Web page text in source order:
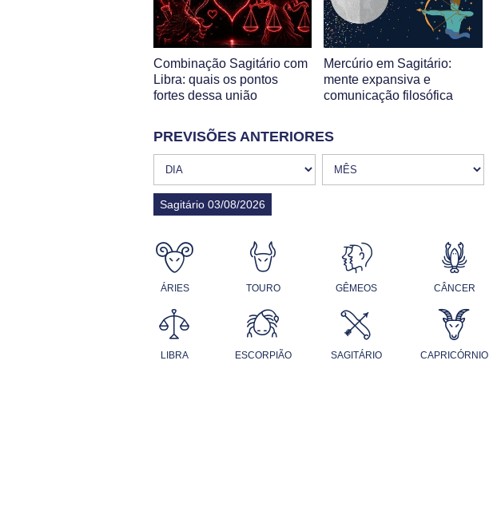
Combinação Sagitário com
Libra: quais os pontos
fortes dessa união
Mercúrio em Sagitário:
mente expansiva e
comunicação filosófica
PREVISÕES ANTERIORES
Sagitário 03/08/2026
ÁRIES TOURO GÊMEOS CÂNCER
LIBRA ESCORPIÃO SAGITÁRIO CAPRICÓRNIO